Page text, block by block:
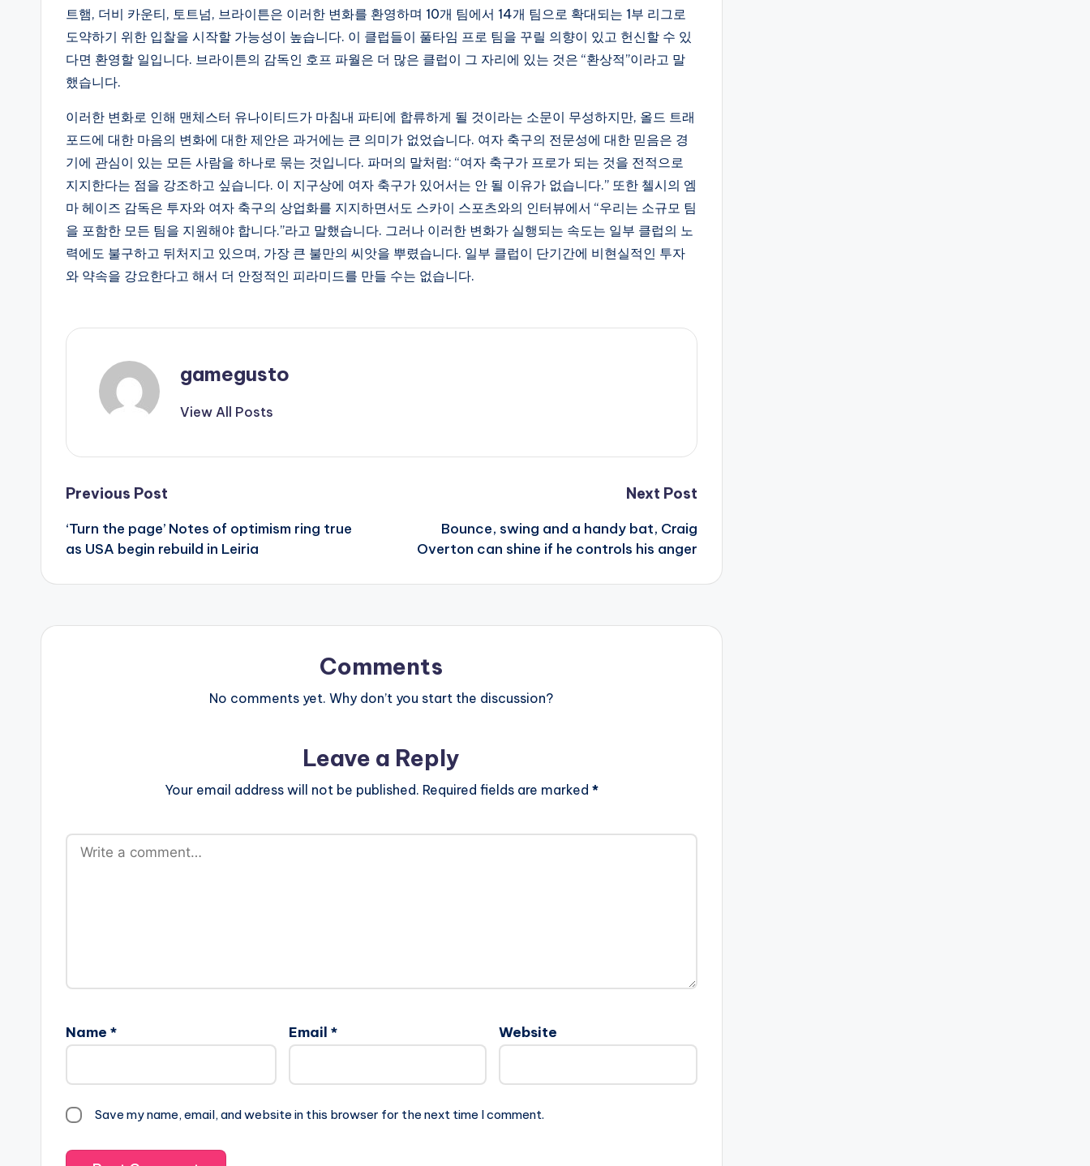
트햄, 더비 카운티, 토트넘, 브라이튼은 이러한 변화를 환영하며 10개 팀에서 14개 팀으로 확대되는 1부 리그로
도약하기 위한 입찰을 시작할 가능성이 높습니다. 이 클럽들이 풀타임 프로 팀을 꾸릴 의향이 있고 헌신할 수 있
다면 환영할 일입니다. 브라이튼의 감독인 호프 파월은 더 많은 클럽이 그 자리에 있는 것은 “환상적”이라고 말
했습니다.
이러한 변화로 인해 맨체스터 유나이티드가 마침내 파티에 합류하게 될 것이라는 소문이 무성하지만, 올드 트래
포드에 대한 마음의 변화에 대한 제안은 과거에는 큰 의미가 없었습니다. 여자 축구의 전문성에 대한 믿음은 경
기에 관심이 있는 모든 사람을 하나로 묶는 것입니다. 파머의 말처럼: “여자 축구가 프로가 되는 것을 전적으로
지지한다는 점을 강조하고 싶습니다. 이 지구상에 여자 축구가 있어서는 안 될 이유가 없습니다.” 또한 첼시의 엠
마 헤이즈 감독은 투자와 여자 축구의 상업화를 지지하면서도 스카이 스포츠와의 인터뷰에서 “우리는 소규모 팀
을 포함한 모든 팀을 지원해야 합니다.”라고 말했습니다. 그러나 이러한 변화가 실행되는 속도는 일부 클럽의 노
력에도 불구하고 뒤처지고 있으며, 가장 큰 불만의 씨앗을 뿌렸습니다. 일부 클럽이 단기간에 비현실적인 투자
와 약속을 강요한다고 해서 더 안정적인 피라미드를 만들 수는 없습니다.
gamegusto
View All Posts
Post
navigation
Previous Post
‘Turn the page’ Notes of optimism ring true
as USA begin rebuild in Leiria
Next Post
Bounce, swing and a handy bat, Craig
Overton can shine if he controls his anger
Comments
No comments yet. Why don’t you start the discussion?
Leave a Reply
Your email address will not be published. Required fields are marked *
Name * Email * Website
Save my name, email, and website in this browser for the next time I comment.